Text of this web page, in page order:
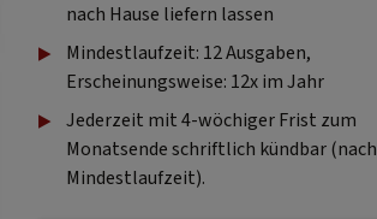
nach Hause liefern lassen
Mindestlaufzeit: 12 Ausgaben,
Erscheinungsweise: 12x im Jahr
Jederzeit mit 4-wöchiger Frist zum
Monatsende schriftlich kündbar (nach
Mindestlaufzeit).